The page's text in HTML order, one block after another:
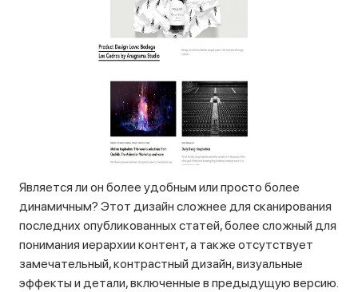
Является ли он более удобным или просто более
динамичным? Этот дизайн сложнее для сканирования
последних опубликованных статей, более сложный для
понимания иерархии контент, а также отсутствует
замечательный, контрастный дизайн, визуальные
эффекты и детали, включенные в предыдущую версию.